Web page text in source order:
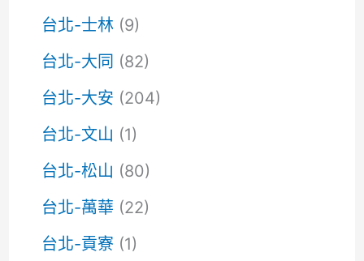
台北-士林(9)
台北-大同 (82)
台北-大安 (204)
台北-文山 (1)
台北-松山 (80)
台北-萬華 (22)
台北-貢寮 (1)